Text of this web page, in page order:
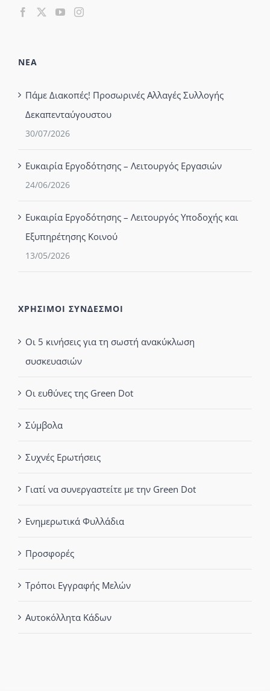
ΝΕΑ
Πάμε Διακοπές! Προσωρινές Αλλαγές Συλλογής
Δεκαπενταύγουστου
30/07/2026
Ευκαιρία Εργοδότησης – Λειτουργός Εργασιών
24/06/2026
Ευκαιρία Εργοδότησης – Λειτουργός Υποδοχής και
Εξυπηρέτησης Κοινού
13/05/2026
ΧΡΗΣΙΜΟΙ ΣΥΝΔΕΣΜΟΙ
Οι 5 κινήσεις για τη σωστή ανακύκλωση
συσκευασιών
Οι ευθύνες της Green Dot
Σύμβολα
Συχνές Ερωτήσεις
Γιατί να συνεργαστείτε με την Green Dot
Ενημερωτικά Φυλλάδια
Προσφορές
Τρόποι Εγγραφής Μελών
Αυτοκόλλητα Κάδων